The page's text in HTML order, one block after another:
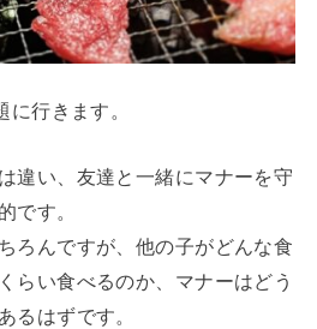
行きます。
違い、友達と一緒にマナーを守
です。
ろんですが、他の子がどんな食
らい食べるのか、マナーはどう
るはずです。